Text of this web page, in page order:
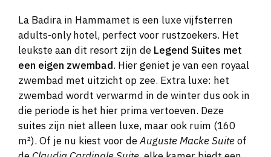
La Badira in Hammamet is een luxe vijfsterren
adults-only hotel, perfect voor rustzoekers. Het
leukste aan dit resort zijn de Legend Suites met
een eigen zwembad. Hier geniet je van een royaal
zwembad met uitzicht op zee. Extra luxe: het
zwembad wordt verwarmd in de winter dus ook in
die periode is het hier prima vertoeven. Deze
suites zijn niet alleen luxe, maar ook ruim (160
m²). Of je nu kiest voor deAuguste Macke Suiteof